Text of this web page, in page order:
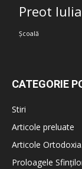
Preot
Școală
CATEGORIE
Stiri
Articole preluate
Articole
Proloagele